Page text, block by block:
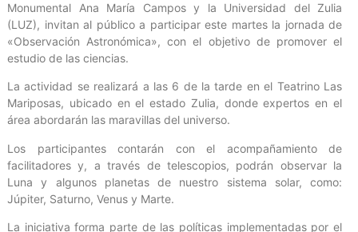
Monumental Ana María Campos y la Universidad del Zulia
(LUZ), invitan al público a participar este martes la jornada de
«Observación Astronómica», con el objetivo de promover el
estudio de las ciencias.
La actividad se realizará a las 6 de la tarde en el Teatrino Las
Mariposas, ubicado en el estado Zulia, donde expertos en el
área abordarán las maravillas del universo.
Los participantes contarán con el acompañamiento de
facilitadores y, a través de telescopios, podrán observar la
Luna y algunos planetas de nuestro sistema solar, como:
Júpiter, Saturno, Venus y Marte.
La iniciativa forma parte de las políticas implementadas por el